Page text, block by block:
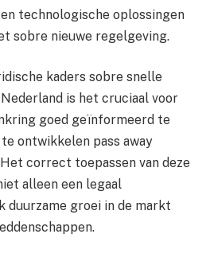
technologische oplossingen
sobre nieuwe regelgeving.
kaders sobre snelle
is het cruciaal voor
goed geïnformeerd te
ontwikkelen pass away
correct toepassen van deze
alleen een legaal
duurzame groei in de markt